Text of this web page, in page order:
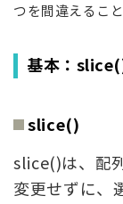
つを間違えるこ
基本：
slice()
slice()は、配
変更せずに、